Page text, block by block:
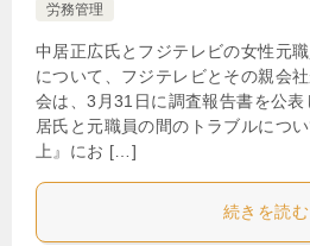
労務管理
中居正広氏とフジテレビの女性元
について、フジテレビとその親会
会は、3月31日に調査報告書を公
居氏と元職員の間のトラブルにつ
上』にお […]
続きを読む